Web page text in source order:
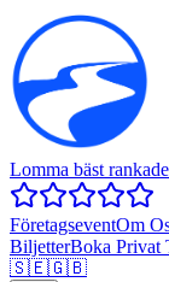
Lomma bäst
FöretagseventOm
BiljetterBoka Privat
🇸🇪🇬🇧